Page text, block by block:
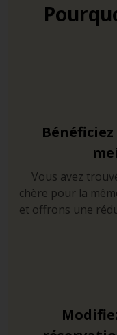
Vous avez
chère pour la
et offrons une